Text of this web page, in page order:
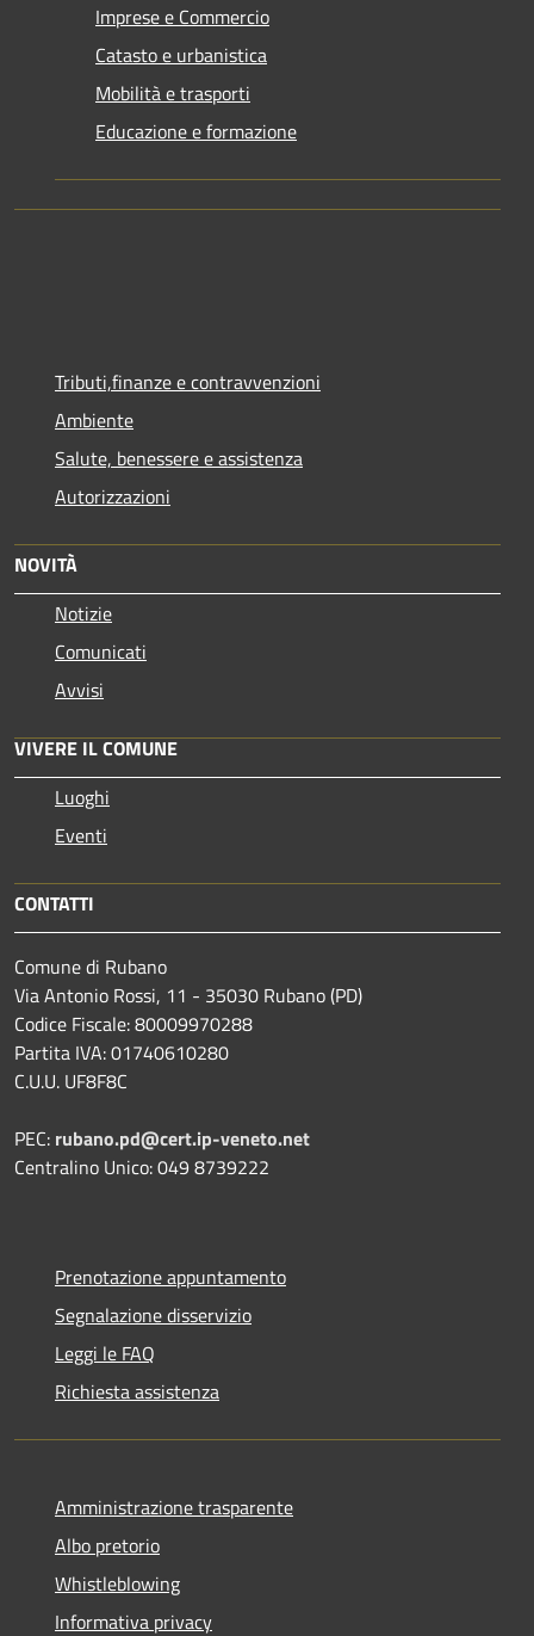
Imprese e Commercio
Catasto e urbanistica
Mobilità e trasporti
Educazione e formazione
Tributi,finanze e contravvenzioni
Ambiente
Salute, benessere e assistenza
Autorizzazioni
NOVITÀ
Notizie
Comunicati
Avvisi
VIVERE IL COMUNE
Luoghi
Eventi
CONTATTI
Comune di Rubano
Via Antonio Rossi, 11 - 35030 Rubano (PD)
Codice Fiscale: 80009970288
Partita IVA: 01740610280
C.U.U. UF8F8C
PEC: rubano.pd@cert.ip-veneto.net
Centralino Unico: 049 8739222
Prenotazione appuntamento
Segnalazione disservizio
Leggi le FAQ
Richiesta assistenza
Amministrazione trasparente
Albo pretorio
Whistleblowing
Informativa privacy